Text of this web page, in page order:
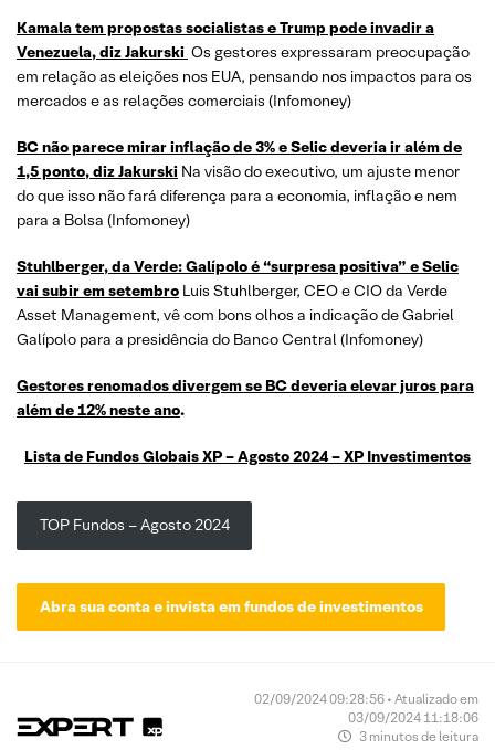
Kamalatem propostas socialistas e Trump pode invadir a
Venezuela, dizJakurski Os gestores expressaram preocupação
em relação as eleições nos EUA, pensando nos impactos para os
mercados e as relações comerciais (Infomoney)
BC não parece mirar inflação de 3% e Selic deveria ir além de
1,5 ponto, dizJakurski Na visão do executivo, um ajuste menor
do que isso não fará diferença para a economia, inflação e nem
para a Bolsa (Infomoney)
Stuhlberger, da Verde:Galípoloé “surpresa positiva” e Selic
vai subir emsetembro Luis Stuhlberger, CEO e CIO da Verde
Asset Management, vê com bons olhos a indicação de Gabriel
Galípolo para a presidência do Banco Central (Infomoney)
Gestores renomados divergem se BC deveria elevar juros para
além de 12% nesteano.
Lista de Fundos Globais XP – Agosto 2024 – XP Investimentos
TOP Fundos – Agosto 2024
Abra sua conta e invista em fundos de investimentos
02/09/2024 09:28:56 • Atualizado em
03/09/2024 11:18:06
3 minutos de leitura